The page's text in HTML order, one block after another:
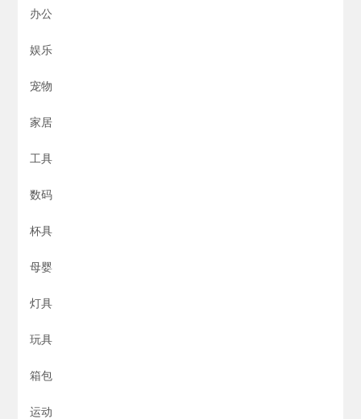
办公
娱乐
宠物
家居
工具
数码
杯具
母婴
灯具
玩具
箱包
运动